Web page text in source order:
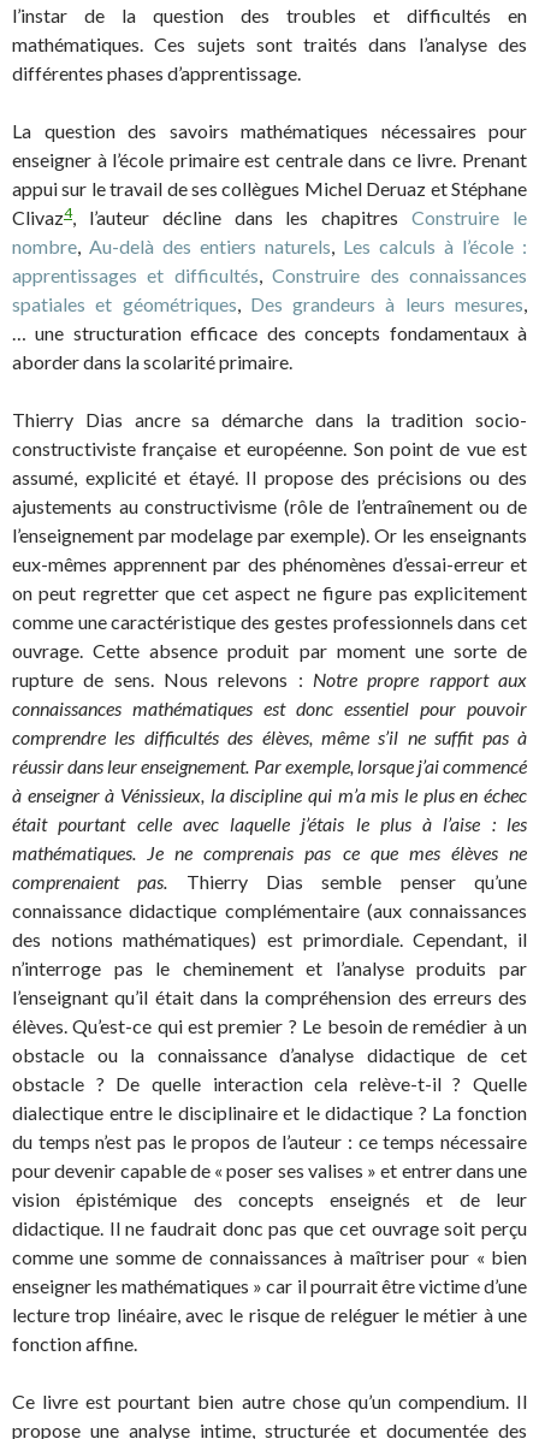
l’instar de la question des troubles et difficultés en
mathématiques. Ces sujets sont traités dans l’analyse des
différentes phases d’apprentissage.
La question des savoirs mathématiques nécessaires pour
enseigner à l’école primaire est centrale dans ce livre. Prenant
appui sur le travail de ses collègues Michel Deruaz et Stéphane
Clivaz4, l’auteur décline dans les chapitresConstruire le
nombre, Au-delà des entiers naturels, Les calculs à l’école :
apprentissages et difficultés,Construire des connaissances
spatiales et géométriques, Des grandeurs à leurs mesures,
… une structuration efficace des concepts fondamentaux à
aborder dans la scolarité primaire.
Thierry Dias ancre sa démarche dans la tradition socio-
constructiviste française et européenne. Son point de vue est
assumé, explicité et étayé. Il propose des précisions ou des
ajustements au constructivisme (rôle de l’entraînement ou de
l’enseignement par modelage par exemple). Or les enseignants
eux-mêmes apprennent par des phénomènes d’essai-erreur et
on peut regretter que cet aspect ne figure pas explicitement
comme une caractéristique des gestes professionnels dans cet
ouvrage. Cette absence produit par moment une sorte de
rupture de sens. Nous relevons : Notre propre rapport aux
connaissances mathématiques est donc essentiel pour pouvoir
comprendre les difficultés des élèves, même s’il ne suffit pas à
réussir dans leur enseignement. Par exemple, lorsque j’ai commencé
à enseigner à Vénissieux, la discipline qui m’a mis le plus en échec
était pourtant celle avec laquelle j’étais le plus à l’aise : les
mathématiques. Je ne comprenais pas ce que mes élèves ne
comprenaient pas. Thierry Dias semble penser qu’une
connaissance didactique complémentaire (aux connaissances
des notions mathématiques) est primordiale. Cependant, il
n’interroge pas le cheminement et l’analyse produits par
l’enseignant qu’il était dans la compréhension des erreurs des
élèves. Qu’est-ce qui est premier ? Le besoin de remédier à un
obstacle ou la connaissance d’analyse didactique de cet
obstacle ? De quelle interaction cela relève-t-il ? Quelle
dialectique entre le disciplinaire et le didactique ? La fonction
du temps n’est pas le propos de l’auteur : ce temps nécessaire
pour devenir capable de « poser ses valises » et entrer dans une
vision épistémique des concepts enseignés et de leur
didactique. Il ne faudrait donc pas que cet ouvrage soit perçu
comme une somme de connaissances à maîtriser pour « bien
enseigner les mathématiques » car il pourrait être victime d’une
lecture trop linéaire, avec le risque de reléguer le métier à une
fonction affine.
Ce livre est pourtant bien autre chose qu’un compendium. Il
propose une analyse intime, structurée et documentée des